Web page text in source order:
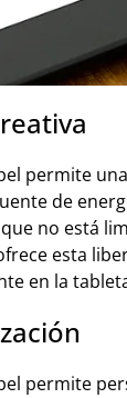
permite
de
no está
esta
en la
permite